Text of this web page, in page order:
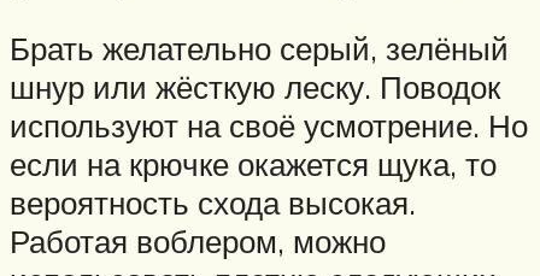
Брать желательно серый, зелёный
шнур или жёсткую леску. Поводок
используют на своё усмотрение. Но
если на крючке окажется щука, то
вероятность схода высокая.
Работая воблером, можно